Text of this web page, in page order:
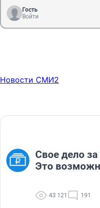
Гость
Войти
Новости СМИ2
Свое дело за
Это
43 121 191